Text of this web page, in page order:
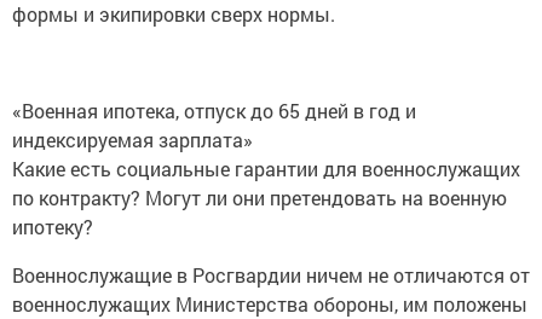
формы и экипировки сверх нормы.
«Военная ипотека, отпуск до 65 дней в год и
индексируемая зарплата»
Какие есть социальные гарантии для военнослужащих
по контракту? Могут ли они претендовать на военную
ипотеку?
Военнослужащие в Росгвардии ничем не отличаются от
военнослужащих Министерства обороны, им положены